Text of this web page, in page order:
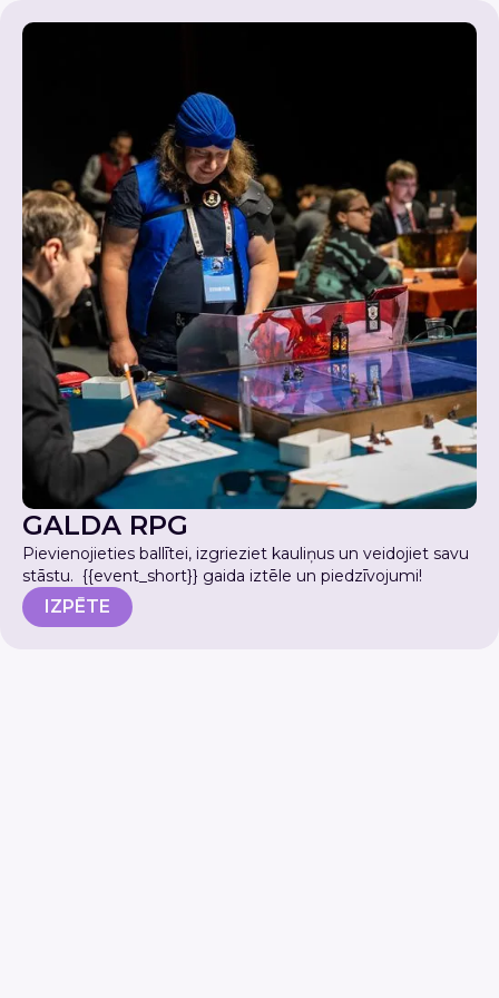
GALDA RPG
Pievienojieties ballītei, izgrieziet kauliņus un veidojiet savu
stāstu. {{event_short}} gaida iztēle un piedzīvojumi!
IZPĒTE